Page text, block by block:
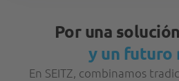
Por una
y un futuro
En SEITZ, combinamos